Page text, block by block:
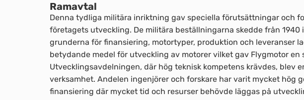
Ramavtal
Denna tydliga militära inriktning gav speciella förutsättningar och
företagets utveckling. De militära beställningarna skedde från 1940
grunderna för finansiering, motortyper, produktion och leveranser
betydande medel för utveckling av motorer vilket gav Flygmotor en
Utvecklingsavdelningen, där hög teknisk kompetens krävdes, blev
verksamhet. Andelen ingenjörer och forskare har varit mycket hög
finansiering där mycket tid och resurser behövde läggas på